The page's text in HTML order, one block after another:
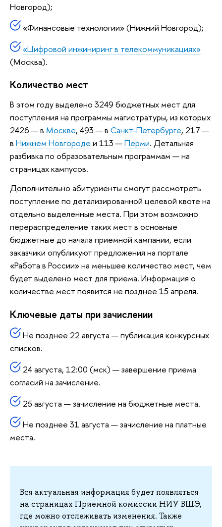
Новгород);
«Финансовые технологии» (Нижний Новгород);
«Цифровой инжиниринг в телекоммуникациях»
(Москва).
Количество мест
В этом году выделено 3249 бюджетных мест для
поступления на программы магистратуры, из которых
2426 — в Москве, 493 — в Санкт-Петербурге, 217 —
в Нижнем Новгороде и 113 —Перми. Детальная
разбивка по образовательным программам — на
страницах кампусов.
Дополнительно абитуриенты смогут рассмотреть
поступление по детализированной целевой квоте на
отдельно выделенные места. При этом возможно
перераспределение таких мест в основные
бюджетные до начала приемной кампании, если
заказчики опубликуют предложения на портале
«Работа в России» на меньшее количество мест, чем
будет выделено мест для приема. Информация о
количестве мест появится не позднее 15 апреля.
Ключевые даты при зачислении
Не позднее 22 августа — публикация конкурсных
списков.
24 августа, 12:00 (мск) — завершение приема
согласий на зачисление.
25 августа — зачисление на бюджетные места.
Не позднее 31 августа — зачисление на платные
места.
Вся актуальная информация будет появляться
на страницах Приемной комиссии НИУ ВШЭ,
где можно отслеживать изменения. Также